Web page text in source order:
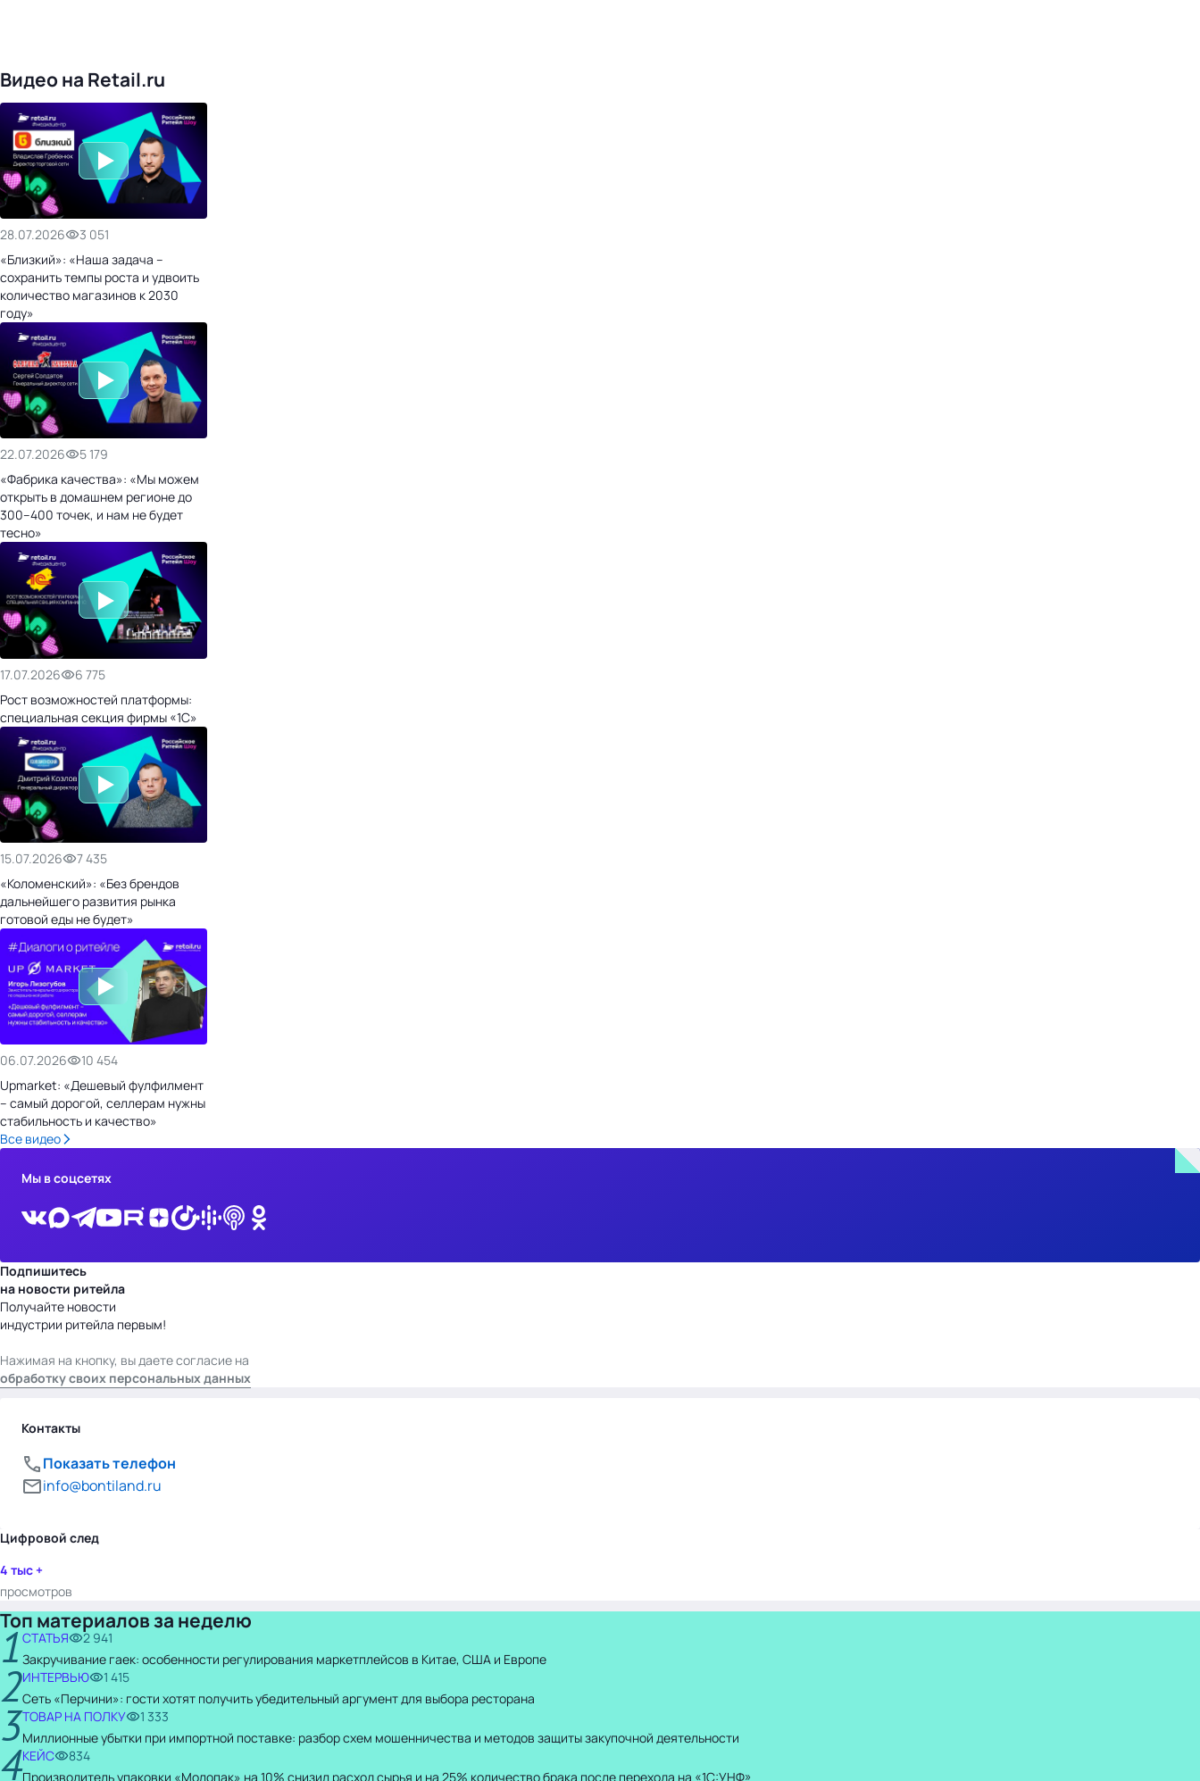
Видео на Retail.ru
28.07.2026
3 051
«Близкий»: «Наша задача –
сохранить темпы роста и удвоить
количество магазинов к 2030
году»
22.07.2026
5 179
«Фабрика качества»: «Мы можем
открыть в домашнем регионе до
300–400 точек, и нам не будет
тесно»
17.07.2026
6 775
Рост возможностей платформы:
специальная секция фирмы «1С»
15.07.2026
7 435
«Коломенский»: «Без брендов
дальнейшего развития рынка
готовой еды не будет»
06.07.2026
10 454
Upmarket: «Дешевый фулфилмент
– самый дорогой, селлерам нужны
стабильность и качество»
Все видео
Мы в соцсетях
Подпишитесь
на новости ритейла
Получайте новости
индустрии ритейла первым!
Нажимая на кнопку, вы даете согласие на
обработку своих персональных данных
Контакты
Показать телефон
info@bontiland.ru
Цифровой след
4 тыс +
просмотров
Топ материалов за неделю
1 СТАТЬЯ
2 941
Закручивание гаек: особенности регулирования маркетплейсов в Китае, США и Европе
2ИНТЕРВЬЮ
1 415
Сеть «Перчини»: гости хотят получить убедительный аргумент для выбора ресторана
3ТОВАР НА ПОЛКУ
1 333
Миллионные убытки при импортной поставке: разбор схем мошенничества и методов защиты закупочной деятельности
4КЕЙС
834
Производитель упаковки «Молопак» на 10% снизил расход сырья и на 25% количество брака после перехода на «1С:УНФ»